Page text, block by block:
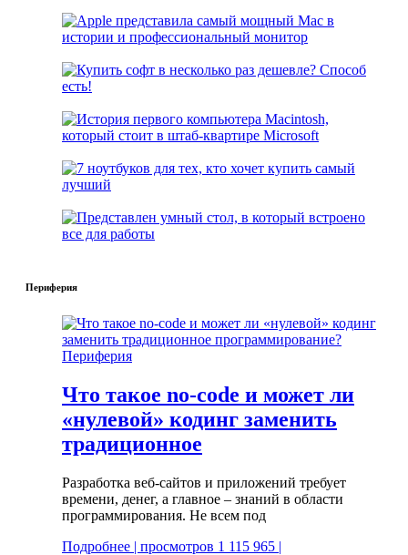
Периферия
Периферия
Что такое no-code и может ли
«нулевой» кодинг заменить
традиционное
Разработка веб-сайтов и приложений требует
времени, денег, а главное – знаний в области
программирования. Не всем под
Подробнее | просмотров 1 115 965 |